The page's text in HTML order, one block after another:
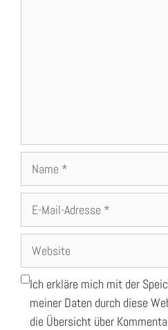
Name
Adresse
Website
Ich erkläre mich mit der
meiner Daten durch diese
die Übersicht über